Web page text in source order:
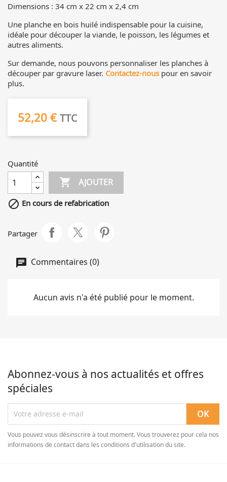
Dimensions : 34 cm x 22 cm x 2,4 cm
Une planche en bois huilé indispensable pour la cuisine,
idéale pour découper la viande, le poisson, les légumes et
autres aliments.
Sur demande, nous pouvons personnaliser les planches à
découper par gravure laser. Contactez-nous pour en savoir
plus.
52,20 € TTC
Quantité
 AJOUTER
 En cours de refabrication
Partager
Commentaires (0)
Aucun avis n'a été publié pour le moment.
Abonnez-vous à nos actualités et offres
spéciales
Vous pouvez vous désinscrire à tout moment. Vous trouverez pour cela nos
informations de contact dans les conditions d'utilisation du site.